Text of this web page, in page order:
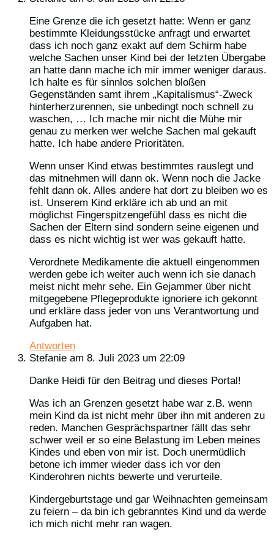
Eine Grenze die ich gesetzt hatte: Wenn er ganz
bestimmte Kleidungsstücke anfragt und erwartet
dass ich noch ganz exakt auf dem Schirm habe
welche Sachen unser Kind bei der letzten Übergabe
an hatte dann mache ich mir immer weniger daraus.
Ich halte es für sinnlos solchen bloßen
Gegenständen samt ihrem „Kapitalismus“-Zweck
hinterherzurennen, sie unbedingt noch schnell zu
waschen, … Ich mache mir nicht die Mühe mir
genau zu merken wer welche Sachen mal gekauft
hatte. Ich habe andere Prioritäten.
Wenn unser Kind etwas bestimmtes rauslegt und
das mitnehmen will dann ok. Wenn noch die Jacke
fehlt dann ok. Alles andere hat dort zu bleiben wo es
ist. Unserem Kind erkläre ich ab und an mit
möglichst Fingerspitzengefühl dass es nicht die
Sachen der Eltern sind sondern seine eigenen und
dass es nicht wichtig ist wer was gekauft hatte.
Verordnete Medikamente die aktuell eingenommen
werden gebe ich weiter auch wenn ich sie danach
meist nicht mehr sehe. Ein Gejammer über nicht
mitgegebene Pflegeprodukte ignoriere ich gekonnt
und erkläre dass jeder von uns Verantwortung und
Aufgaben hat.
Antworten
Stefanie am 8. Juli 2023 um 22:09
Danke Heidi für den Beitrag und dieses Portal!
Was ich an Grenzen gesetzt habe war z.B. wenn
mein Kind da ist nicht mehr über ihn mit anderen zu
reden. Manchen Gesprächspartner fällt das sehr
schwer weil er so eine Belastung im Leben meines
Kindes und eben von mir ist. Doch unermüdlich
betone ich immer wieder dass ich vor den
Kinderohren nichts bewerte und verurteile.
Kindergeburtstage und gar Weihnachten gemeinsam
zu feiern – da bin ich gebranntes Kind und da werde
ich mich nicht mehr ran wagen.